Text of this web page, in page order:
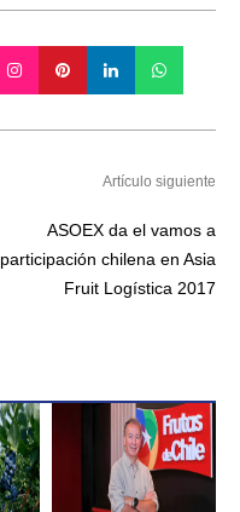
Artículo siguiente
ASOEX da el vamos a
participación chilena en Asia
Fruit Logística 2017